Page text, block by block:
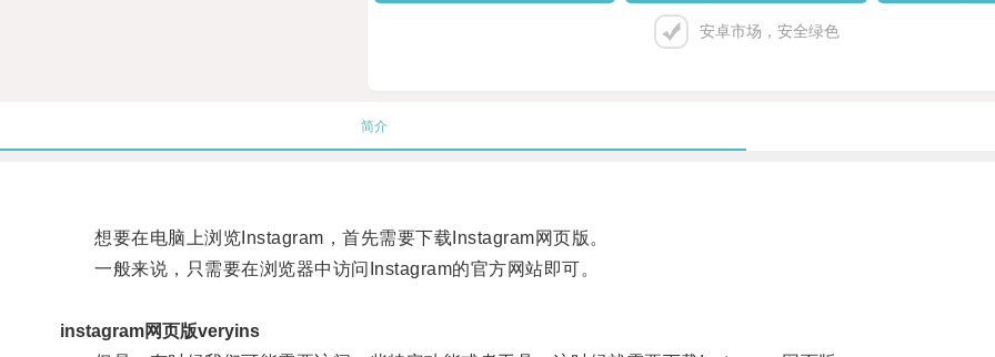
安卓市场，安全绿色
简介
想要在电脑上浏览Instagram，首先需要下载Instagram网页版。
一般来说，只需要在浏览器中访问Instagram的官方网站即可。
instagram网页版veryins